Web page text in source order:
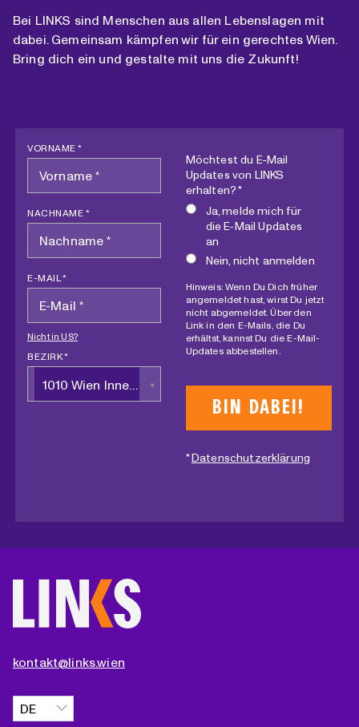
Bei LINKS sind Menschen aus allen Lebenslagen mit
dabei. Gemeinsam kämpfen wir für ein gerechtes Wien.
Bring dich ein und gestalte mit uns die Zukunft!
VORNAME *
NACHNAME *
E-MAIL *
Nicht inUS?
BEZIRK *
1010 Wien Innere Stadt
Möchtest du E-Mail
Updates von LINKS
erhalten? *
Ja, melde mich für
die E-Mail Updates
an
Nein, nicht anmelden
Hinweis: Wenn Du Dich früher
angemeldet hast, wirst Du jetzt
nicht abgemeldet. Über den
Link in den E-Mails, die Du
erhältst, kannst Du die E-Mail-
Updates abbestellen.
*Datenschutzerklärung
kontakt@links.wien
Sprache
auswählen